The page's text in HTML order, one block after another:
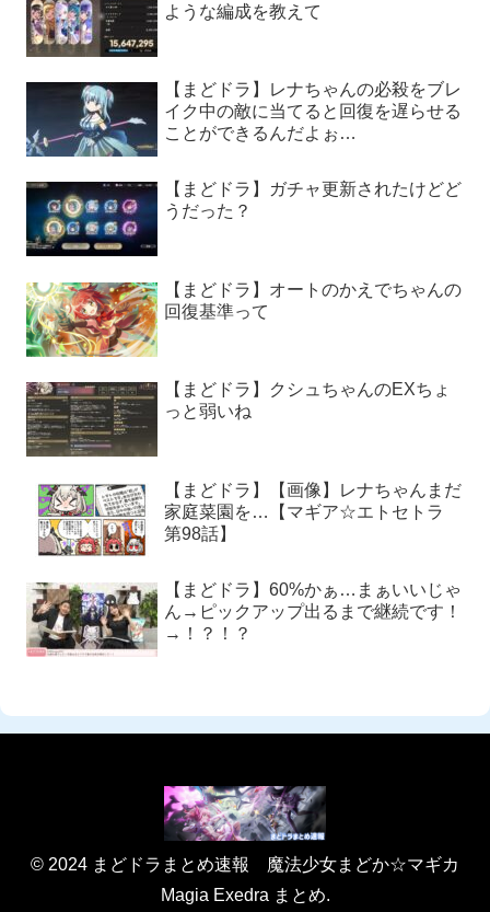
ような編成を教えて
【まどドラ】レナちゃんの必殺をブレ
イク中の敵に当てると回復を遅らせる
ことができるんだよぉ…
【まどドラ】ガチャ更新されたけどど
うだった？
【まどドラ】オートのかえでちゃんの
回復基準って
【まどドラ】クシュちゃんのEXちょ
っと弱いね
【まどドラ】【画像】レナちゃんまだ
家庭菜園を…【マギア☆エトセトラ
第98話】
【まどドラ】60%かぁ…まぁいいじゃ
ん→ピックアップ出るまで継続です！
→！？！？
© 2024 まどドラまとめ速報 魔法少女まどか☆マギカ
Magia Exedra まとめ.